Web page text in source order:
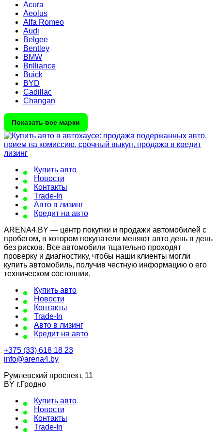
Acura
Aeolus
Alfa Romeo
Audi
Belgee
Bentley
BMW
Brilliance
Buick
BYD
Cadillac
Changan
Показать все марки
Купить авто
Новости
Контакты
Trade-In
Авто в лизинг
Кредит на авто
ARENA4.BY — центр покупки и продажи автомобилей с
пробегом, в котором покупатели меняют авто день в день
без рисков. Все автомобили тщательно проходят
проверку и диагностику, чтобы наши клиенты могли
купить автомобиль, получив честную информацию о его
техническом состоянии.
Купить авто
Новости
Контакты
Trade-In
Авто в лизинг
Кредит на авто
+375 (33) 618 18 23
info@arena4.by
Румлевский проспект, 11
BY г.Гродно
Купить авто
Новости
Контакты
Trade-In